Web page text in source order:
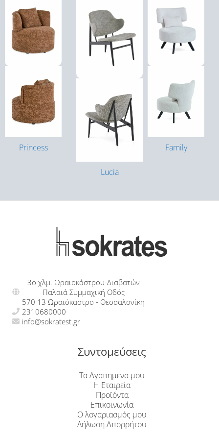
Princess
Lucia
Family
3ο χλμ. Ωραιοκάστρου-Διαβατών
Παλαιά Συμμαχική Οδός
570 13 Ωραιόκαστρο - Θεσσαλονίκη
2310680000
info@sokratest.gr
Συντομεύσεις
Τα Αγαπημένα μου
Η Εταιρεία
Προϊόντα
Επικοινωνία
Ο λογαριασμός μου
Δήλωση Απορρήτου